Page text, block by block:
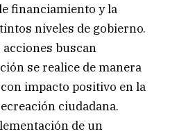
financiamiento y la
niveles de gobierno.
buscan
se realice de manera
impacto positivo en la
ciudadana.
de un